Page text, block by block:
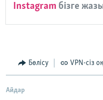
Instagram бізге
Бөлісу VPN-сіз
Айдар